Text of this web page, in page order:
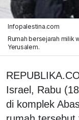
Infopalestina.com
Rumah bersejarah milik
Yerusalem.
Israel, Rabu
di komplek